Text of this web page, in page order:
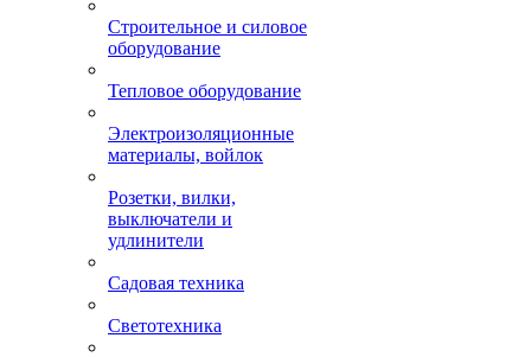
Строительное и силовое
оборудование
Тепловое оборудование
Электроизоляционные
материалы, войлок
Розетки, вилки,
выключатели и
удлинители
Садовая техника
Светотехника